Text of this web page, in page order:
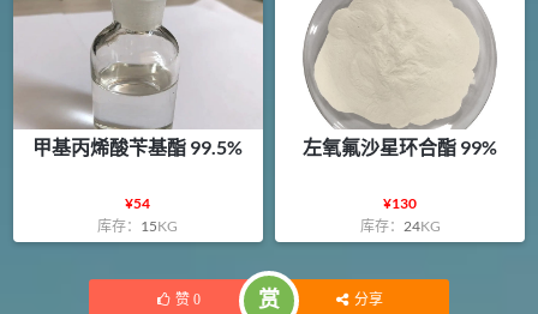
甲基丙烯酸苄基酯 99.5%
¥54
库存： 15KG
左氧氟沙星环合酯 99%
¥130
库存： 24KG
赞 0 赏 分享